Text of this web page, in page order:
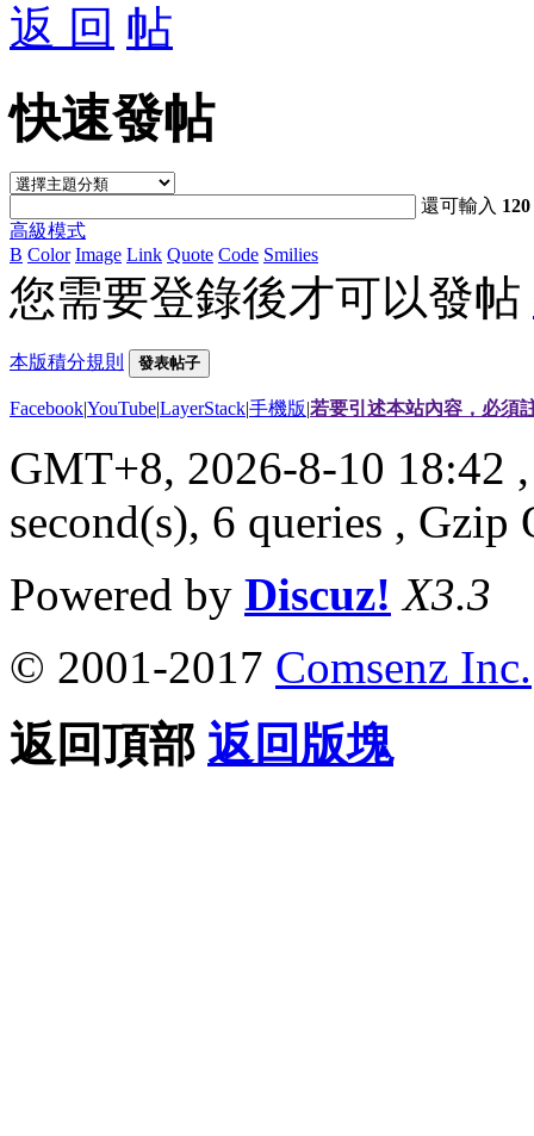
返 回
快速發帖
還可輸入 120
高級模式
B Color Image Link Quote Code Smilies
您需要登錄後才可以發帖
本版積分規則 發表帖子
Facebook|YouTube|LayerStack|手機版|若要引述本站內容，必須
GMT+8, 2026-8-10 18:42
second(s), 6 queries , Gzip
Powered by Discuz! X3.3
© 2001-2017 Comsenz Inc.
返回頂部 返回版塊